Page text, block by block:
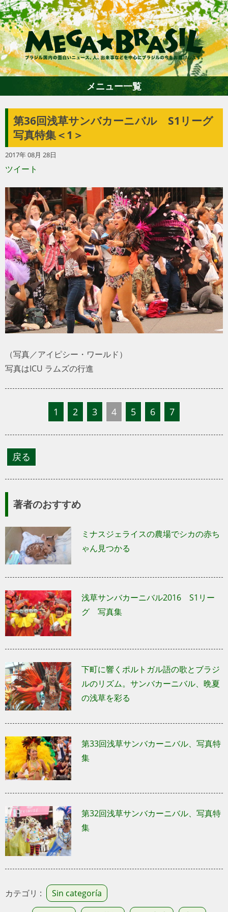
エンターテイメント
グルメ
トラベル
サッカー
PEOPLE
ビジネス
コラム
メニュー一覧
第36回浅草サンバカーニバル S1リーグ
写真特集＜1＞
2017年 08月 28日
ツイート
（写真／アイピシー・ワールド）
写真はICU ラムズの行進
1 2 3 4 5 6 7
著者のおすすめ
ミナスジェライスの農場でシカの赤ち
ゃん見つかる
浅草サンバカーニバル2016 S1リー
グ 写真集
下町に響くポルトガル語の歌とブラジ
ルのリズム。サンバカーニバル、晩夏
の浅草を彩る
第33回浅草サンバカーニバル、写真特
集
第32回浅草サンバカーニバル、写真特
集
カテゴリ :
Sin categoría